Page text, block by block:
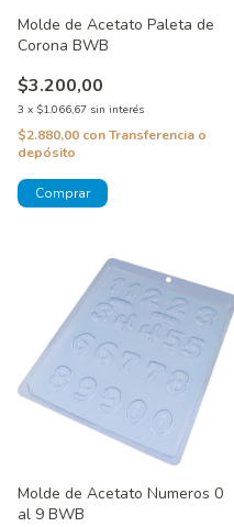
Molde de Acetato Paleta de
Corona BWB
$3.200,00
3 x $1.066,67 sin interés
$2.880,00 conTransferencia o
depósito
Molde de Acetato Numeros 0
al 9 BWB